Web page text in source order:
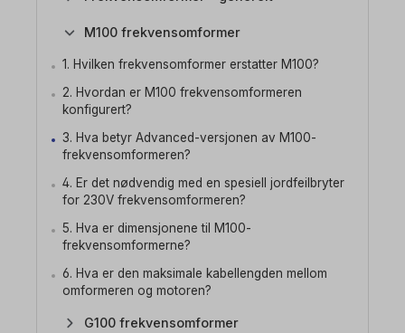
M100 frekvensomformer
1. Hvilken frekvensomformer erstatter M100?
2. Hvordan er M100 frekvensomformeren
konfigurert?
3. Hva betyr Advanced-versjonen av M100-
frekvensomformeren?
4. Er det nødvendig med en spesiell jordfeilbryter
for 230V frekvensomformeren?
5. Hva er dimensjonene til M100-
frekvensomformerne?
6. Hva er den maksimale kabellengden mellom
omformeren og motoren?
G100 frekvensomformer